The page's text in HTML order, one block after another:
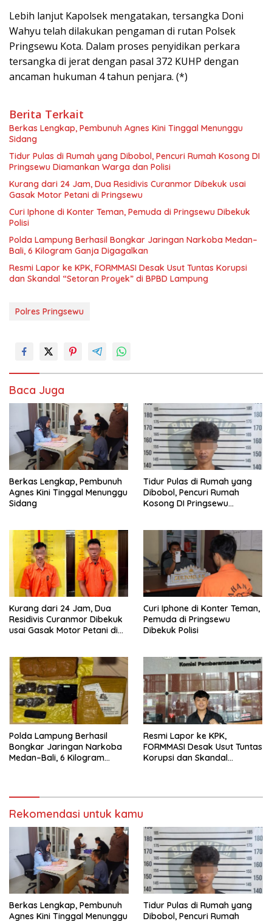
Lebih lanjut Kapolsek mengatakan, tersangka Doni
Wahyu telah dilakukan pengaman di rutan Polsek
Pringsewu Kota. Dalam proses penyidikan perkara
tersangka di jerat dengan pasal 372 KUHP dengan
ancaman hukuman 4 tahun penjara. (*)
Berita Terkait
Berkas Lengkap, Pembunuh Agnes Kini Tinggal Menunggu
Sidang
Tidur Pulas di Rumah yang Dibobol, Pencuri Rumah Kosong DI
Pringsewu Diamankan Warga dan Polisi
Kurang dari 24 Jam, Dua Residivis Curanmor Dibekuk usai
Gasak Motor Petani di Pringsewu
Curi Iphone di Konter Teman, Pemuda di Pringsewu Dibekuk
Polisi
Polda Lampung Berhasil Bongkar Jaringan Narkoba Medan–
Bali, 6 Kilogram Ganja Digagalkan
Resmi Lapor ke KPK, FORMMASI Desak Usut Tuntas Korupsi
dan Skandal “Setoran Proyek” di BPBD Lampung
Polres Pringsewu
Baca Juga
Berkas Lengkap, Pembunuh
Agnes Kini Tinggal Menunggu
Sidang
Tidur Pulas di Rumah yang
Dibobol, Pencuri Rumah
Kosong DI Pringsewu
Kurang dari 24 Jam, Dua
Residivis Curanmor Dibekuk
usai Gasak Motor Petani di
Curi Iphone di Konter Teman,
Pemuda di Pringsewu
Dibekuk Polisi
Polda Lampung Berhasil
Bongkar Jaringan Narkoba
Medan–Bali, 6 Kilogram
Resmi Lapor ke KPK,
FORMMASI Desak Usut Tuntas
Korupsi dan Skandal
Rekomendasi untuk kamu
Berkas Lengkap, Pembunuh
Agnes Kini Tinggal Menunggu
Tidur Pulas di Rumah yang
Dibobol, Pencuri Rumah